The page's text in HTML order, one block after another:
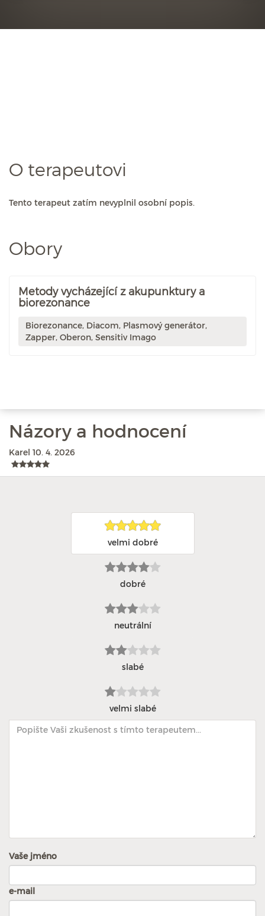
O terapeutovi
Tento terapeut zatím nevyplnil osobní popis.
Obory
Metody vycházející z akupunktury a
biorezonance
Biorezonance, Diacom, Plasmový generátor,
Zapper, Oberon, Sensitiv Imago
Názory a hodnocení
Karel 10. 4. 2026
velmi dobré
dobré
neutrální
slabé
velmi slabé
Vaše jméno
e-mail